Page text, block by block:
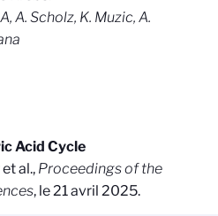
A. Scholz, K. Muzic, A.
Acid Cycle
al., Proceedings of the
, le 21 avril 2025.